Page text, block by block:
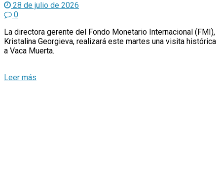
28 de julio de 2026
0
La directora gerente del Fondo Monetario Internacional (FMI),
Kristalina Georgieva, realizará este martes una visita histórica
a Vaca Muerta.